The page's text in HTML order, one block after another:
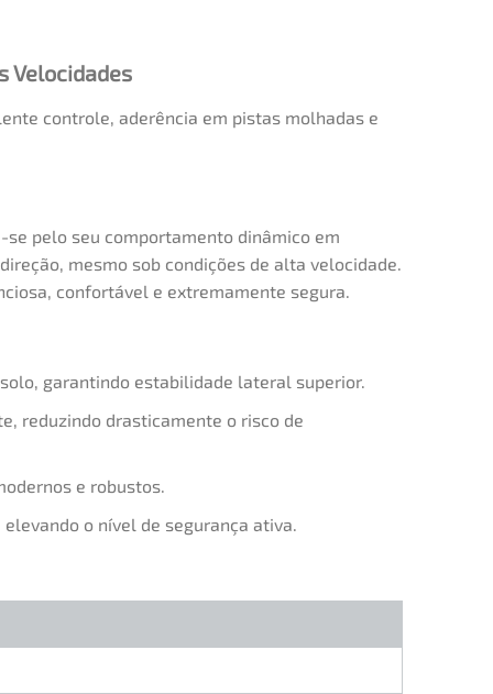
Velocidades
controle, aderência em pistas molhadas e
pelo seu comportamento dinâmico em
mesmo sob condições de alta velocidade.
confortável e extremamente segura.
garantindo estabilidade lateral superior.
reduzindo drasticamente o risco de
e robustos.
o nível de segurança ativa.